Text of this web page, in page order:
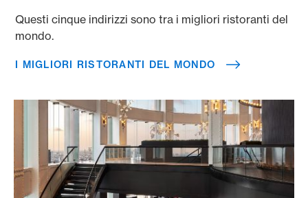
Questi cinque indirizzi sono tra i migliori ristoranti del
mondo.
I MIGLIORI RISTORANTI DEL MONDO